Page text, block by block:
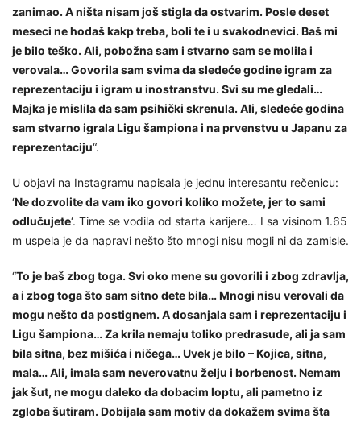
zanimao. A ništa nisam još stigla da ostvarim. Posle deset
meseci ne hodaš kakp treba, boli te i u svakodnevici. Baš mi
je bilo teško. Ali, pobožna sam i stvarno sam se molila i
verovala… Govorila sam svima da sledeće godine igram za
reprezentaciju i igram u inostranstvu. Svi su me gledali…
Majka je mislila da sam psihički skrenula. Ali, sledeće godina
sam stvarno igrala Ligu šampiona i na prvenstvu u Japanu za
reprezentaciju“.
U objavi na Instagramu napisala je jednu interesantu rečenicu:
‘Ne dozvolite da vam iko govori koliko možete, jer to sami
odlučujete‘. Time se vodila od starta karijere… I sa visinom 1.65
m uspela je da napravi nešto što mnogi nisu mogli ni da zamisle.
“To je baš zbog toga. Svi oko mene su govorili i zbog zdravlja,
a i zbog toga što sam sitno dete bila… Mnogi nisu verovali da
mogu nešto da postignem. A dosanjala sam i reprezentaciju i
Ligu šampiona… Za krila nemaju toliko predrasude, ali ja sam
bila sitna, bez mišića i ničega… Uvek je bilo – Kojica, sitna,
mala… Ali, imala sam neverovatnu želju i borbenost. Nemam
jak šut, ne mogu daleko da dobacim loptu, ali pametno iz
zgloba šutiram. Dobijala sam motiv da dokažem svima šta